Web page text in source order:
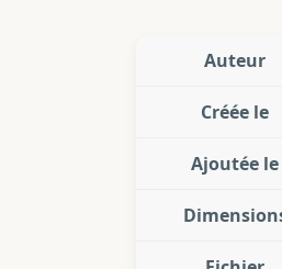
Auteur
Créée le
Ajoutée le